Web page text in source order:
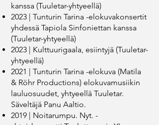
kanssa (Tuuletar-yhtyeellä)
2023 | Tunturin Tarina -elokuvakonsertit
yhdessä Tapiola Sinfoniettan kanssa
(Tuuletar-yhtyeellä)
2023 | Kulttuurigaala, esiintyjä (Tuuletar-
yhtyeellä)
2021 | Tunturin Tarina -elokuva (Matila
& Röhr Productions) elokuvamusiikin
lauluosuudet, yhtyeellä Tuuletar.
Säveltäjä Panu Aaltio.
2019 | Noitarumpu. Nyt. -